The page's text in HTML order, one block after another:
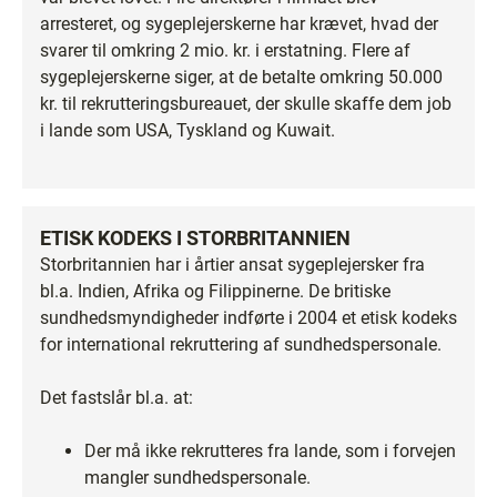
arresteret, og sygeplejerskerne har krævet, hvad der
svarer til omkring 2 mio. kr. i erstatning. Flere af
sygeplejerskerne siger, at de betalte omkring 50.000
kr. til rekrutteringsbureauet, der skulle skaffe dem job
i lande som USA, Tyskland og Kuwait.
ETISK KODEKS I STORBRITANNIEN
Storbritannien har i årtier ansat sygeplejersker fra
bl.a. Indien, Afrika og Filippinerne. De britiske
sundhedsmyndigheder indførte i 2004 et etisk kodeks
for international rekruttering af sundhedspersonale.
Det fastslår bl.a. at:
Der må ikke rekrutteres fra lande, som i forvejen
mangler sundhedspersonale.